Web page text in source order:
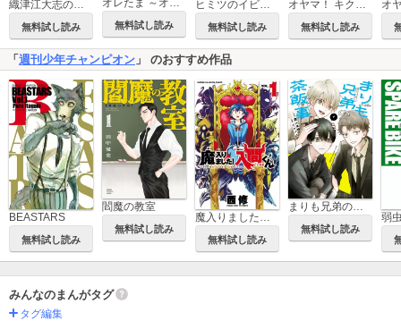
無料試し読み 無料試し読み 無料試し読み 無料試し読み
「週刊少年チャンピオン 」 のおすすめ作品
BEASTARS
無料試し読み
閻魔の教室
無料試し読み
魔入りました！入間くん
無料試し読み
まりも兄弟の茶飯事
無料試し読み
みんなのまんがタグ
タグ編集